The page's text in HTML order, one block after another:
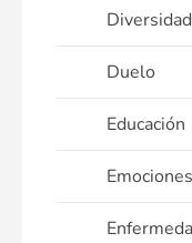
Diversidad
Duelo
Educación
Emociones